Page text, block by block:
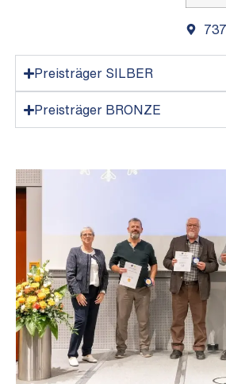
Preisträger SILBER
Preisträger BRONZE